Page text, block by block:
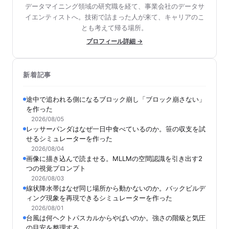
データマイニング領域の研究職を経て、事業会社のデータサ
イエンティストへ。技術で詰まった人が来て、キャリアのこ
とも考えて帰る場所。
プロフィール詳細 →
新着記事
途中で追われる側になるブロック崩し「ブロック崩さない」
を作った
2026/08/05
レッサーパンダはなぜ一日中食べているのか。笹の収支を試
せるシミュレーターを作った
2026/08/04
画像に描き込んで読ませる。MLLMの空間認識を引き出す2
つの視覚プロンプト
2026/08/03
線状降水帯はなぜ同じ場所から動かないのか。バックビルデ
ィング現象を再現できるシミュレーターを作った
2026/08/01
台風は何ヘクトパスカルからやばいのか。強さの階級と気圧